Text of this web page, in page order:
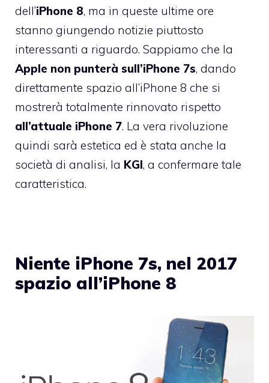
dell’iPhone 8, ma in queste ultime ore
stanno giungendo notizie piuttosto
interessanti a riguardo. Sappiamo che la
Apple non punterà sull’iPhone 7s, dando
direttamente spazio all’iPhone 8 che si
mostrerà totalmente rinnovato rispetto
all’attuale iPhone 7. La vera rivoluzione
quindi sarà estetica ed è stata anche la
società di analisi, la KGI, a confermare tale
caratteristica.
Niente iPhone 7s, nel 2017
spazio all’iPhone 8